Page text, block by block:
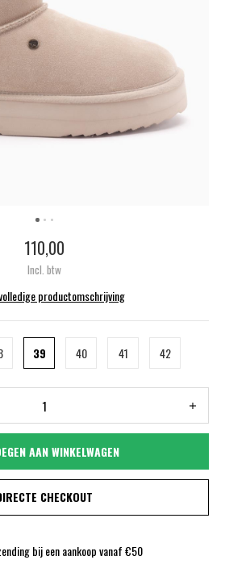
110,00
Incl. btw
productomschrijving
39 40 41 42
AAN WINKELWAGEN
CHECKOUT
bij een aankoop vanaf €50